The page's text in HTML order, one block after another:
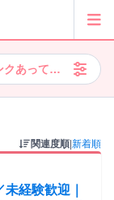
クあってもOK
関連度順 新着順
経験歓迎｜